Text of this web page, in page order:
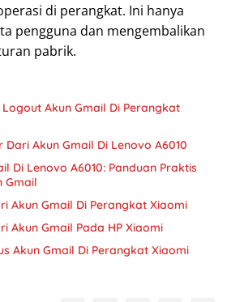
di perangkat. Ini hanya
pengguna dan mengembalikan
pabrik.
Akun Gmail Di Perangkat
Akun Gmail Di Lenovo A6010
Di Lenovo A6010: Panduan Praktis
Gmail
Akun Gmail Di Perangkat Xiaomi
Akun Gmail Pada HP Xiaomi
Akun Gmail Di Perangkat Xiaomi